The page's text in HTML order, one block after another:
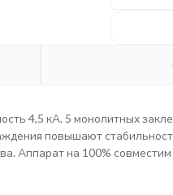
4,5 кА. 5 монолитных
повышают
Аппарат на 100%